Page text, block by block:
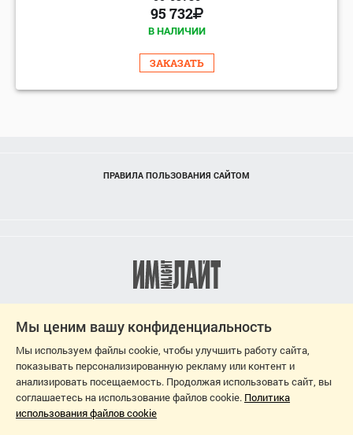
95 732
В НАЛИЧИИ
ЗАКАЗАТЬ
ПРАВИЛА ПОЛЬЗОВАНИЯ САЙТОМ
Мы ценим вашу конфиденциальность
Мы используем файлы cookie, чтобы улучшить работу сайта,
показывать персонализированную рекламу или контент и
анализировать посещаемость. Продолжая использовать сайт, вы
соглашаетесь на использование файлов cookie. Политика
использования файлов cookie